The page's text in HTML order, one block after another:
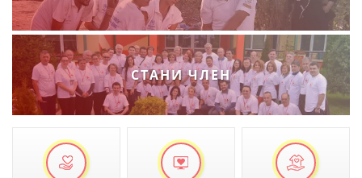
БРОШУРИ
ПОСТЕРИ
ПРЕЗЕНТАЦИИ
СТАНИ ЧЛЕН